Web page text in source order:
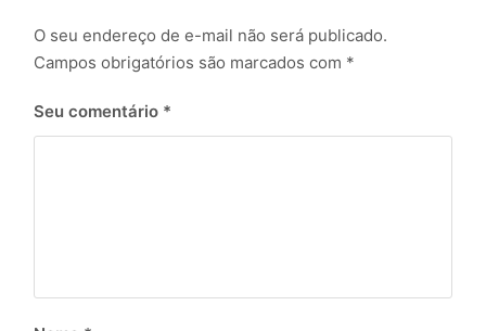
O seu endereço de e-mail não será publicado.
Campos obrigatórios são marcados com *
Seu comentário *